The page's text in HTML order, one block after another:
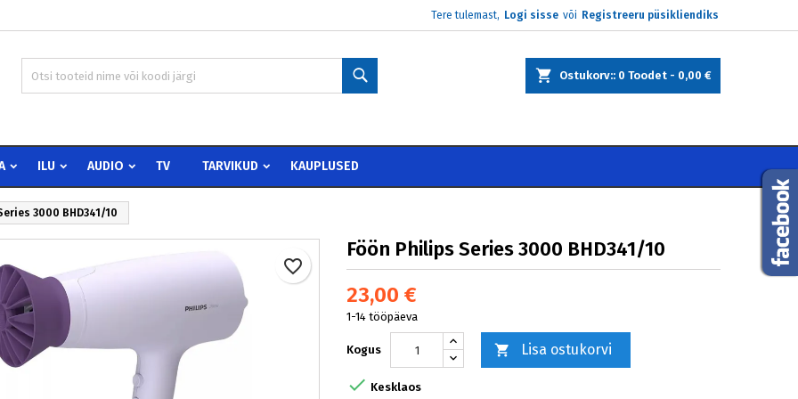
Tere tulemast, Logi sisse või Registreeru püsikliendiks
Ostukorv: 0 Toodet - 0,00 €
ILU AUDIO TV TARVIKUD KAUPLUSED
3000 BHD341/10
Föön Philips Series 3000 BHD341/10
23,00 €
1-14 tööpäeva
Kogus  Lisa ostukorvi
favorite_border
 Kesklaos
Create new list
peate olema sisselogitud, et tooteid soovinimekirja lisada.